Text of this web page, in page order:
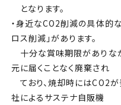
となります。
・身近なCO2削減の具体的な
ロス削減」があります。
十分な賞味期限がありな
元に届くことなく廃棄され
ており、焼却時にはCO2
社によるサステナ自販機